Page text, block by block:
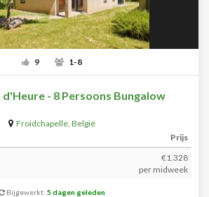
9 1-8
d'Heure - 8 Persoons Bungalow
Froidchapelle, België
Prijs
€1.328
per midweek
Bijgewerkt: 5 dagen geleden